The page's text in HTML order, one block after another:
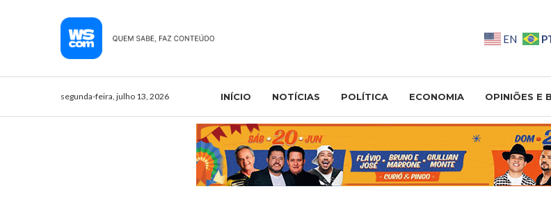
EN
segunda-feira, julho 13, 2026 INÍCIO NOTÍCIAS POLÍTICA ECONOMIA OPINIÕES E